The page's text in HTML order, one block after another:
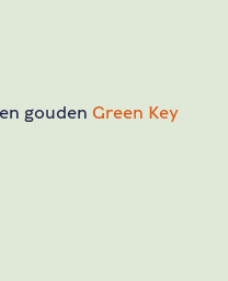
gouden Green Key